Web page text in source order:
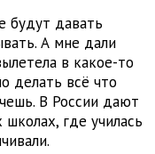
будут давать
А мне дали
в какое-то
делать всё что
В России дают
где училась